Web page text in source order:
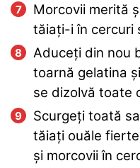
Morcovii merită
tăiați-i în cercuri
Aduceți din nou
toarnă gelatina
se dizolvă toate
Scurgeți toată
tăiați ouăle
și morcovii în